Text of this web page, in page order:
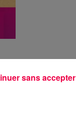
sans accepter